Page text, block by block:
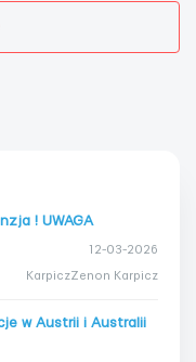
! UWAGA
12-03-2026
KarpiczZenon Karpicz
w Austrii i Australii